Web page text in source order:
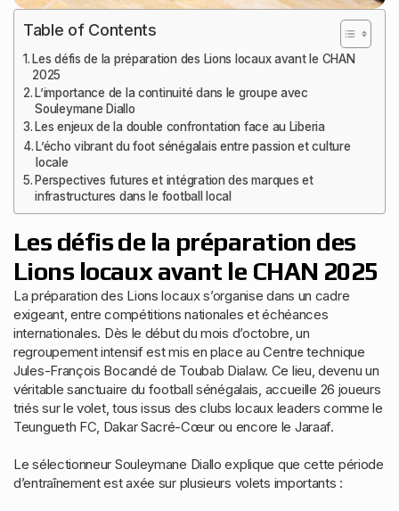
Table of Contents
Les défis de la préparation des Lions locaux avant le CHAN
2025
L’importance de la continuité dans le groupe avec
Souleymane Diallo
Les enjeux de la double confrontation face au Liberia
L’écho vibrant du foot sénégalais entre passion et culture
locale
Perspectives futures et intégration des marques et
infrastructures dans le football local
Les défis de la préparation des
Lions locaux avant le CHAN 2025
La préparation des Lions locaux s’organise dans un cadre
exigeant, entre compétitions nationales et échéances
internationales. Dès le début du mois d’octobre, un
regroupement intensif est mis en place au Centre technique
Jules-François Bocandé de Toubab Dialaw. Ce lieu, devenu un
véritable sanctuaire du football sénégalais, accueille 26 joueurs
triés sur le volet, tous issus des clubs locaux leaders comme le
Teungueth FC, Dakar Sacré-Cœur ou encore le Jaraaf.
Le sélectionneur Souleymane Diallo explique que cette période
d’entraînement est axée sur plusieurs volets importants :